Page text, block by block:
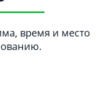
время и место